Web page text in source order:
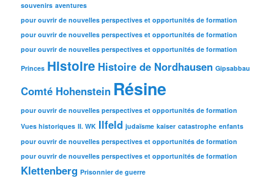
souvenirs aventures
pour ouvrir de nouvelles perspectives et opportunités de formation
pour ouvrir de nouvelles perspectives et opportunités de formation
pour ouvrir de nouvelles perspectives et opportunités de formation
Princes Histoire Histoire de Nordhausen Gipsabbau
Comté Hohenstein Résine
pour ouvrir de nouvelles perspectives et opportunités de formation
Vues historiques II. WK Ilfeld judaïsme kaiser catastrophe enfants
pour ouvrir de nouvelles perspectives et opportunités de formation
pour ouvrir de nouvelles perspectives et opportunités de formation
Klettenberg Prisonnier de guerre